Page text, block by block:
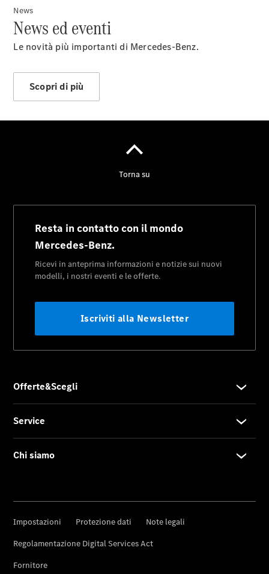
Fornitore
News
News ed eventi
Le novità più importanti di Mercedes-Benz.
Scopri di più